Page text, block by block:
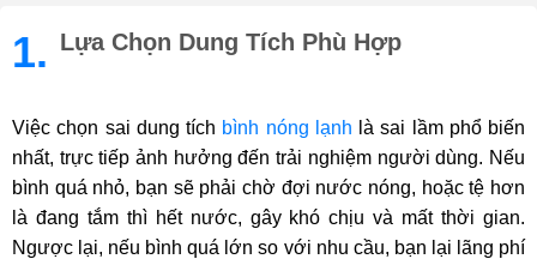
1. Lựa Chọn Dung Tích Phù Hợp
Việc chọn sai dung tích bình nóng lạnh là sai lầm phổ biến
nhất, trực tiếp ảnh hưởng đến trải nghiệm người dùng. Nếu
bình quá nhỏ, bạn sẽ phải chờ đợi nước nóng, hoặc tệ hơn
là đang tắm thì hết nước, gây khó chịu và mất thời gian.
Ngược lại, nếu bình quá lớn so với nhu cầu, bạn lại lãng phí